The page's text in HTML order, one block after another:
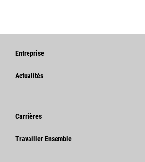
Entreprise
Stratégie
Code De Conduite
Actualités
Communiqués De Presse De L'entreprise
Carrières
Pourquoi Choisir Caterpillar ?
Travailler Ensemble